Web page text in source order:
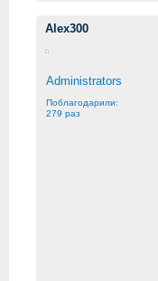
Alex300
Administrators
Поблагодарили:
279 раз